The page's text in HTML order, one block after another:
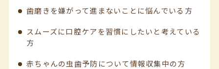
歯磨きを嫌がって進まないことに悩んでいる方
スムーズに口腔ケアを習慣にしたいと考えている
方
赤ちゃんの虫歯予防について情報収集中の方